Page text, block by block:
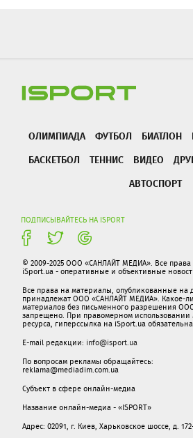
ОЛИМПИАДА ФУТБОЛ БИАТЛОН
БАСКЕТБОЛ
ТЕННИС ВИДЕО
АВТОСПОРТ
ПОДПИСЫВАЙТЕСЬ НА ISPORT
© 2009-2025 ООО «САНЛАЙТ МЕДИА». Все
iSport.ua - оперативные и объективные
Все права на материалы, опубликованные на
принадлежат ООО «САНЛАЙТ МЕДИА». Какое-
материалов без письменного разрешения
запрещено. При правомерном использовании
ресурса, гиперссылка на iSport.ua
E-mail редакции: info@isport.ua
По вопросам рекламы обращайтесь:
reklama@mediadim.com.ua
Субъект в сфере онлайн-медиа
Название онлайн-медиа - «ISPORT»
Адрес: 02091, г. Киев, Харьковское шоссе, д.